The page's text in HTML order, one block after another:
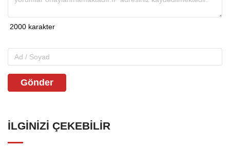
Gönder
İLGINIZI ÇEKEBILIR